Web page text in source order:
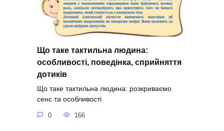
Що таке тактильна людина:
особливості, поведінка, сприйняття
дотиків
Що таке тактильна людина: розкриваємо
сенс та особливості
0 166